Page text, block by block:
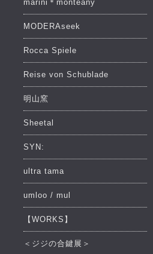
marini＊monteany
MODERAseek
Rocca Spiele
Reise von Schublade
明山窯
Sheetal
SYN:
ultra tama
umloo / mul
【WORKS】
＜ジジの合鍵展＞